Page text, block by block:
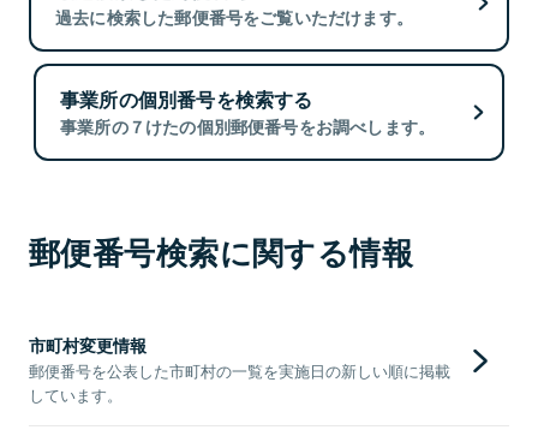
過去に検索した郵便番号をご覧いただけます。
事業所の個別番号を検索する
事業所の７けたの個別郵便番号をお調べします。
郵便番号検索に関する情報
市町村変更情報
郵便番号を公表した市町村の一覧を実施日の新しい順に掲載
しています。